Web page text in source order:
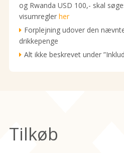
og Rwanda USD 100,- skal
visumregler her
Forplejning udover den
drikkepenge
Alt ikke beskrevet under
Tilkøb